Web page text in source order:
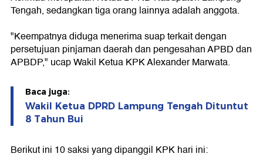
Tengah, sedangkan tiga orang lainnya adalah anggota.
"Keempatnya diduga menerima suap terkait dengan
persetujuan pinjaman daerah dan pengesahan APBD dan
APBDP," ucap Wakil Ketua KPK Alexander Marwata.
Baca juga:
Wakil Ketua DPRD Lampung Tengah Dituntut
8 Tahun Bui
Berikut ini 10 saksi yang dipanggil KPK hari ini: